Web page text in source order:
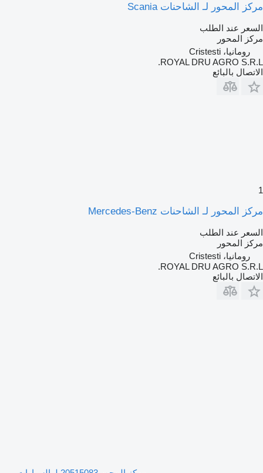
مركز المحور لـ الشاحنات Scania
السعر عند الطلب
مركز المحور
رومانيا، Cristesti
ROYAL DRU AGRO S.R.L.
الاتصال بالبائع
1
مركز المحور لـ الشاحنات Mercedes-Benz
السعر عند الطلب
مركز المحور
رومانيا، Cristesti
ROYAL DRU AGRO S.R.L.
الاتصال بالبائع